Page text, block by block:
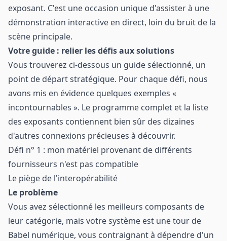
exposant. C'est une occasion unique d'assister à une
démonstration interactive en direct, loin du bruit de la
scène principale.
Votre guide : relier les défis aux solutions
Vous trouverez ci-dessous un guide sélectionné, un
point de départ stratégique. Pour chaque défi, nous
avons mis en évidence quelques exemples «
incontournables ». Le programme complet et la liste
des exposants contiennent bien sûr des dizaines
d'autres connexions précieuses à découvrir.
Défi n° 1 : mon matériel provenant de différents
fournisseurs n'est pas compatible
Le piège de l'interopérabilité
Le problème
Vous avez sélectionné les meilleurs composants de
leur catégorie, mais votre système est une tour de
Babel numérique, vous contraignant à dépendre d'un